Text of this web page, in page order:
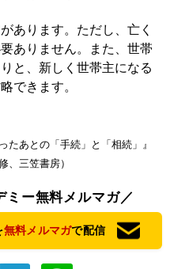
あります。ただし、亡く
ありません。また、世帯
と、新しく世帯主になる
できます。
あとの「手続」と「相続」』
、三笠書房）
ミー無料メルマガ／
無料メルマガで配信